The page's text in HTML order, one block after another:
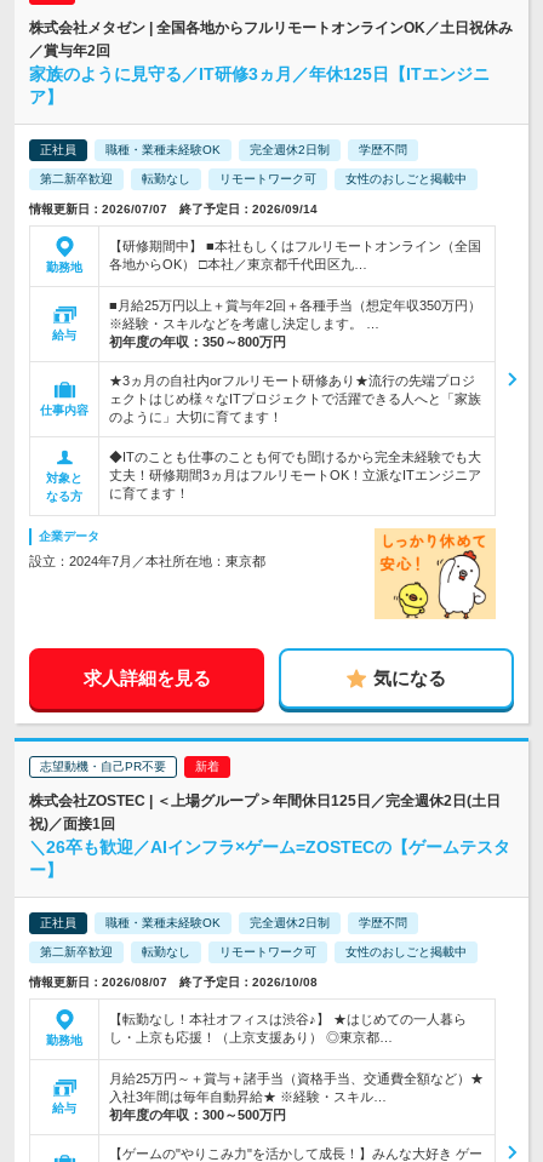
株式会社メタゼン | 全国各地からフルリモートオンラインOK／土日祝休み
／賞与年2回
家族のように見守る／IT研修3ヵ月／年休125日【ITエンジニ
ア】
正社員 職種・業種未経験OK 完全週休2日制 学歴不問
第二新卒歓迎 転勤なし リモートワーク可 女性のおしごと掲載中
情報更新日：2026/07/07 終了予定日：2026/09/14
勤務地
【研修期間中】 ■本社もしくはフルリモートオンライン（全国
各地からOK） □本社／東京都千代田区九…
給与
■月給25万円以上＋賞与年2回＋各種手当（想定年収350万円）
※経験・スキルなどを考慮し決定します。 …
初年度の年収： 350～800万円
仕事内容
★3ヵ月の自社内orフルリモート研修あり★流行の先端プロジ
ェクトはじめ様々なITプロジェクトで活躍できる人へと「家族
のように」大切に育てます！
対象と
なる方
◆ITのことも仕事のことも何でも聞けるから完全未経験でも大
丈夫！研修期間3ヵ月はフルリモートOK！立派なITエンジニア
に育てます！
企業データ
設立：2024年7月／本社所在地：東京都
求人詳細を見る 気になる
志望動機・自己PR不要
株式会社ZOSTEC | ＜上場グループ＞年間休日125日／完全週休2日(土日
祝)／面接1回
＼26卒も歓迎／AIインフラ×ゲーム=ZOSTECの【ゲームテスタ
ー】
正社員 職種・業種未経験OK 完全週休2日制 学歴不問
第二新卒歓迎 転勤なし リモートワーク可 女性のおしごと掲載中
情報更新日：2026/08/07 終了予定日：2026/10/08
勤務地
【転勤なし！本社オフィスは渋谷♪】 ★はじめての一人暮ら
し・上京も応援！（上京支援あり） ◎東京都…
給与
月給25万円～＋賞与＋諸手当（資格手当、交通費全額など）★
入社3年間は毎年自動昇給★ ※経験・スキル…
初年度の年収： 300～500万円
【ゲームの"やりこみ力"を活かして成長！】みんな大好き ゲー